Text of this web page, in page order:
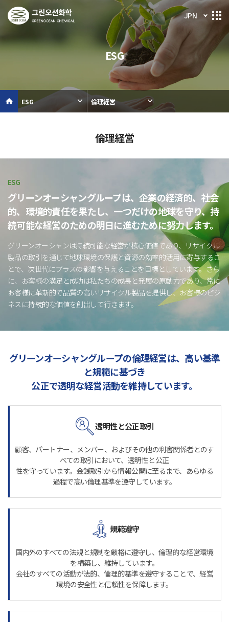
JPN
ESG
ESG 倫理経営
倫理経営
ESG
グリーンオーシャングループは、企業の経済的、社会
的、環境的責任を果たし、 一つだけの地球を守り、持
続可能な経営のための明日に進むために努力します。
グリーンオーシャンは持続可能な経営が核心価値であり、リサイクル
製品の取引を通じて地球環境の保護と資源の効率的活用に寄与するこ
とで、次世代にプラスの影響を与えることを目標としています。さら
に、お客様の満足と成功は私たちの成長と発展の原動力であり、常に
お客様に革新的で品質の高いリサイクル製品を提供し、お客様のビジ
ネスに持続的な価値を創出して行きます。
グリーンオーシャングループの倫理経営は、高い基準
と規範に基づき
公正で透明な経営活動を維持しています。
透明性と公正取引
顧客、パートナー、メンバー、およびその他の利害関係者とのす
べての取引において、透明性と公正
性を守っています。金銭取引から情報公開に至るまで、あらゆる
過程で高い倫理基準を遵守しています。
規範遵守
国内外のすべての法規と規制を厳格に遵守し、倫理的な経営環境
を構築し、維持しています。
会社のすべての活動が法的、倫理的基準を遵守することで、経営
環境の安全性と信頼性を保障します。